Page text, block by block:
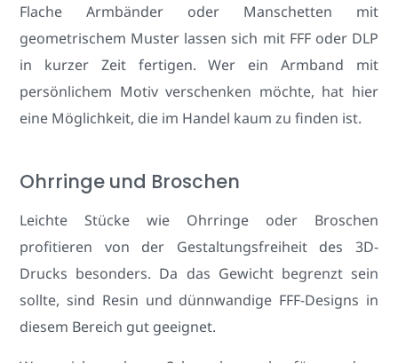
Flache Armbänder oder Manschetten mit
geometrischem Muster lassen sich mit FFF oder DLP
in kurzer Zeit fertigen. Wer ein Armband mit
persönlichem Motiv verschenken möchte, hat hier
eine Möglichkeit, die im Handel kaum zu finden ist.
Ohrringe und Broschen
Leichte Stücke wie Ohrringe oder Broschen
profitieren von der Gestaltungsfreiheit des 3D-
Drucks besonders. Da das Gewicht begrenzt sein
sollte, sind Resin und dünnwandige FFF-Designs in
diesem Bereich gut geeignet.